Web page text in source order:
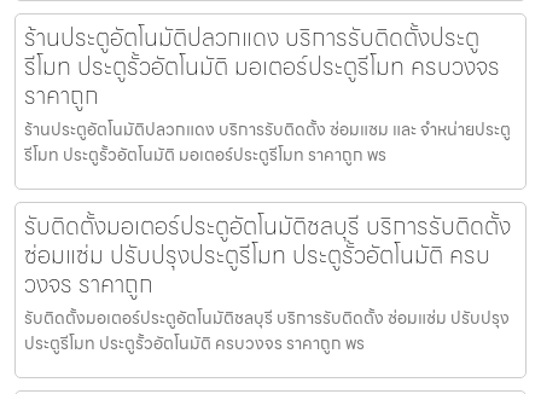
ร้านประตูอัตโนมัติปลวกแดง บริการรับติดตั้งประตู
รีโมท ประตูรั้วอัตโนมัติ มอเตอร์ประตูรีโมท ครบวงจร
ราคาถูก
ร้านประตูอัตโนมัติปลวกแดง บริการรับติดตั้ง ซ่อมแซม และ จำหน่ายประตู
รีโมท ประตูรั้วอัตโนมัติ มอเตอร์ประตูรีโมท ราคาถูก พร
รับติดตั้งมอเตอร์ประตูอัตโนมัติชลบุรี บริการรับติดตั้ง
ซ่อมแซ่ม ปรับปรุงประตูรีโมท ประตูรั้วอัตโนมัติ ครบ
วงจร ราคาถูก
รับติดตั้งมอเตอร์ประตูอัตโนมัติชลบุรี บริการรับติดตั้ง ซ่อมแซ่ม ปรับปรุง
ประตูรีโมท ประตูรั้วอัตโนมัติ ครบวงจร ราคาถูก พร